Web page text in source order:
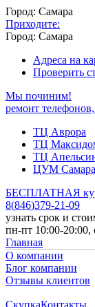
Город: Самара
Приходите:
Город: Самара
Адреса на
Проверить
Мы починим!
ремонт
ТЦ Аврора
ТЦ
ТЦ
ЦУМ Самара
БЕСПЛАТНАЯ
8(846)379-21-09
узнать срок и
пн-пт 10:00-20:00,
Главная
О компании
Блог компании
Отзывы клиентов
СкупкаКонтакты